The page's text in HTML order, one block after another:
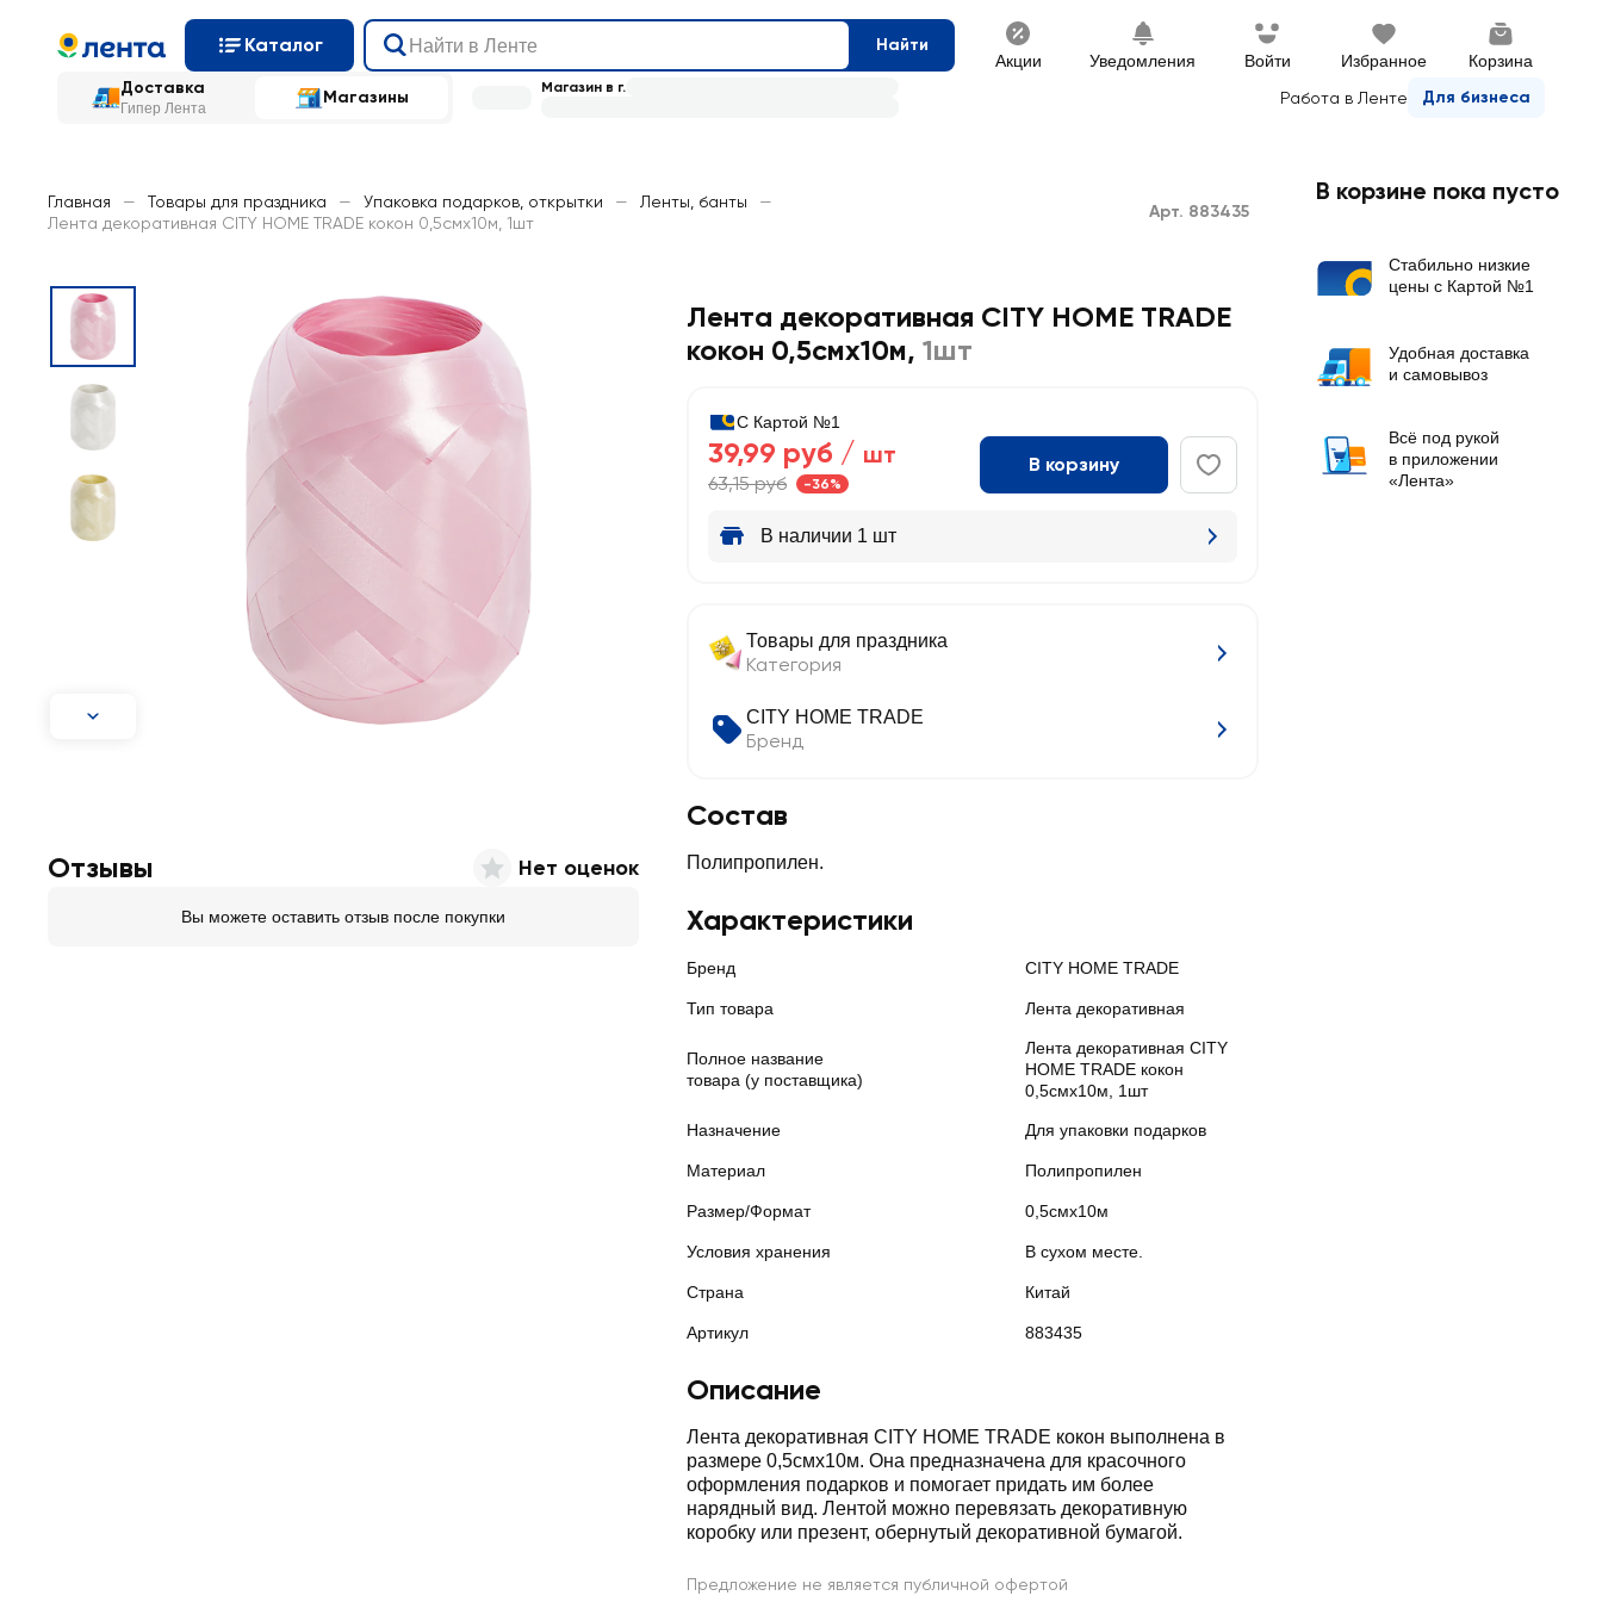
Каталог Найти
Акции Уведомления Войти Избранное Корзина
Доставка
Гипер Лента
Магазины Работа в Ленте Для бизнеса
Магазин в г.
Главная — Товары для праздника — Упаковка подарков, открытки — Ленты, банты
—
Лента декоративная CITY HOME TRADE кокон 0,5cмх10м, 1шт
Арт. 883435
Лента декоративная CITY HOME TRADE
кокон 0,5cмх10м, 1шт
С Картой №1
39,99 руб / шт
63,15 руб -36%
В корзину
В наличии 1 шт
Товары для праздника
Категория
CITY HOME TRADE
Бренд
Состав
Полипропилен.
Характеристики
Бренд CITY HOME TRADE
Тип товара Лента декоративная
Полное название
товара (у поставщика)
Лента декоративная CITY
HOME TRADE кокон
0,5cмх10м, 1шт
Назначение Для упаковки подарков
Материал Полипропилен
Размер/Формат 0,5смх10м
Условия хранения В сухом месте.
Страна Китай
Артикул 883435
Описание
Лента декоративная CITY HOME TRADE кокон выполнена в
размере 0,5cмх10м. Она предназначена для красочного
оформления подарков и помогает придать им более
нарядный вид. Лентой можно перевязать декоративную
коробку или презент, обернутый декоративной бумагой.
Предложение не является публичной офертой
Отзывы Нет оценок
Вы можете оставить отзыв после покупки
В корзине пока пусто
Стабильно низкие
цены с Картой №1
Удобная доставка
и самовывоз
Всё под рукой
в приложении
«Лента»